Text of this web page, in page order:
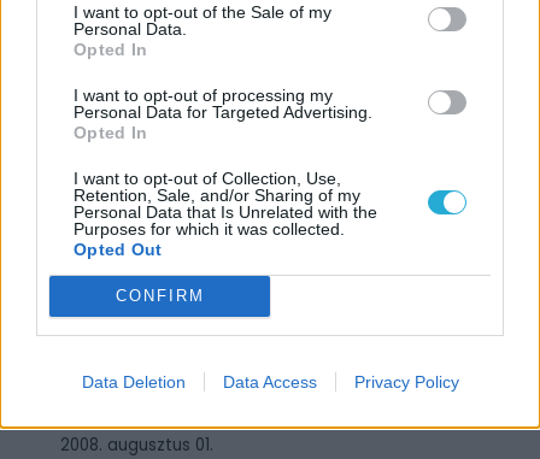
I want to opt-out of the Sale of my
Personal Data.
Opted In
I want to opt-out of processing my
Personal Data for Targeted Advertising.
Opted In
I want to opt-out of Collection, Use,
Retention, Sale, and/or Sharing of my
Personal Data that Is Unrelated with the
Purposes for which it was collected.
Opted Out
CONFIRM
Data Deletion Data Access Privacy Policy
JÁTÉKADATLAP
SoulCalibur IV
Akció
Kiadó:
Bandai Namco Games
Project Soul
PS3
2008. augusztus 01.